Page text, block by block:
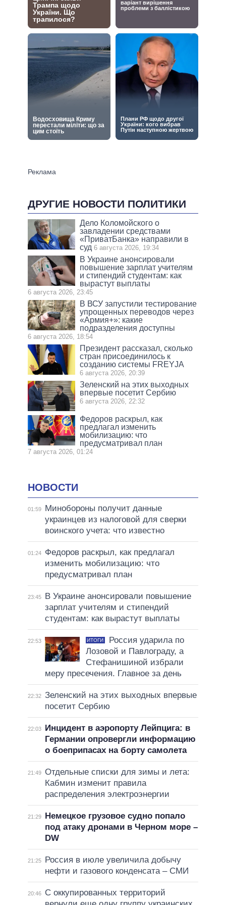
ДРУГИЕ НОВОСТИ ПОЛИТИКИ
Дело Коломойского о
завладении средствами
«ПриватБанка» направили в
суд 6 августа 2026, 19:34
В Украине анонсировали
повышение зарплат учителям
и стипендий студентам: как
вырастут выплаты
6 августа 2026, 23:45
В ВСУ запустили тестирование
упрощенных переводов через
«Армия+»: какие
подразделения доступны
6 августа 2026, 18:54
Президент рассказал, сколько
стран присоединилось к
созданию системы FREYJA
6 августа 2026, 20:39
Зеленский на этих выходных
впервые посетит Сербию
6 августа 2026, 22:32
Федоров раскрыл, как
предлагал изменить
мобилизацию: что
предусматривал план
7 августа 2026, 01:24
НОВОСТИ
01:59
Минобороны получит данные
украинцев из налоговой для сверки
воинского учета: что известно
01:24
Федоров раскрыл, как предлагал
изменить мобилизацию: что
предусматривал план
23:45
В Украине анонсировали повышение
зарплат учителям и стипендий
студентам: как вырастут выплаты
22:53 ИТОГИ
Россия ударила по
Лозовой и Павлограду, а
Стефанишиной избрали
меру пресечения. Главное за день
22:32 Зеленский на этих выходных впервые
посетит Сербию
22:03
Инцидент в аэропорту Лейпцига: в
Германии опровергли информацию
о боеприпасах на борту самолета
21:49 Отдельные списки для зимы и лета:
Кабмин изменит правила
распределения электроэнергии
21:29
Немецкое грузовое судно попало
под атаку дронами в Черном море –
DW
21:25
Россия в июле увеличила добычу
нефти и газового конденсата – СМИ
20:46
С оккупированных территорий